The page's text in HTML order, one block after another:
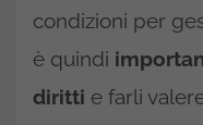
condizioni per
è quindi
diritti e farli